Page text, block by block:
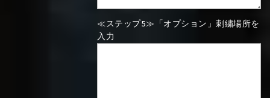
⑳Purple ㉑Violet
⑳Purple ㉑Violet
≪ステップ5≫「オプション」刺繍場所を
入力